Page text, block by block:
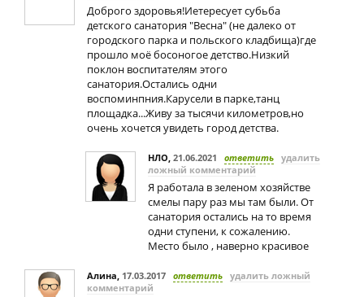
Доброго здоровья!Иетересует субьба
детского санатория "Весна" (не далеко от
городского парка и польского кладбища)где
прошло моё босоногое детство.Низкий
поклон воспитателям этого
санатория.Остались одни
воспоминпния.Карусели в парке,танц
площадка...Живу за тысячи километров,но
очень хочется увидеть город детства.
НЛО, 21.06.2021 ответить удалить
ложный комментарий
Я работала в зеленом хозяйстве
смелы пару раз мы там были. От
санатория остались на то время
одни ступени, к сожалению.
Место было , наверно красивое
Алина, 17.03.2017 ответить удалить ложный
комментарий